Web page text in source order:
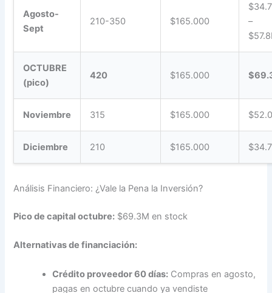
Agosto-
Sept
210-350 $165.000
–
OCTUBRE
(pico)
420 $165.000
Noviembre 315 $165.000
Diciembre 210 $165.000
Análisis Financiero: ¿Vale la Pena la Inversión?
Pico de capital octubre: $69.3M en stock
Alternativas de financiación:
Crédito proveedor 60 días: Compras en agosto,
pagas en octubre cuando ya vendiste